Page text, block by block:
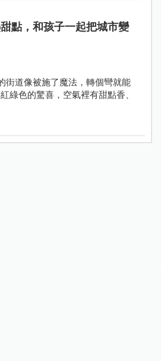
點，和孩子一起把城市變
街道像被施了魔法，轉個彎就能
綠色的驚喜，空氣裡有甜點香、